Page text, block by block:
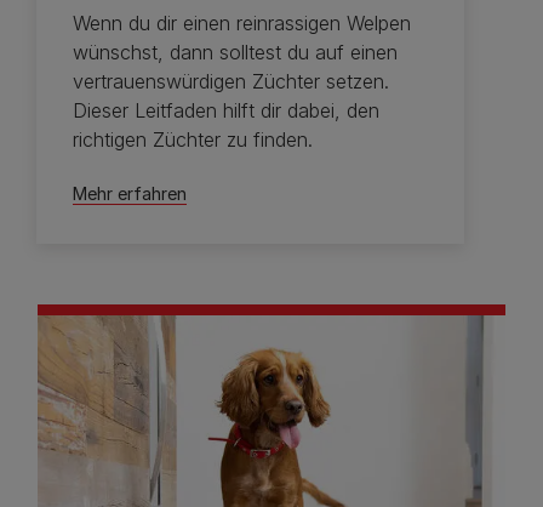
Wenn du dir einen reinrassigen Welpen
wünschst, dann solltest du auf einen
vertrauenswürdigen Züchter setzen.
Dieser Leitfaden hilft dir dabei, den
richtigen Züchter zu finden.
Mehr erfahren